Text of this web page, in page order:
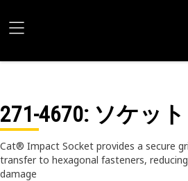
271-4670: ソケット
Cat® Impact Socket provides a secure
transfer to hexagonal fasteners,
damage